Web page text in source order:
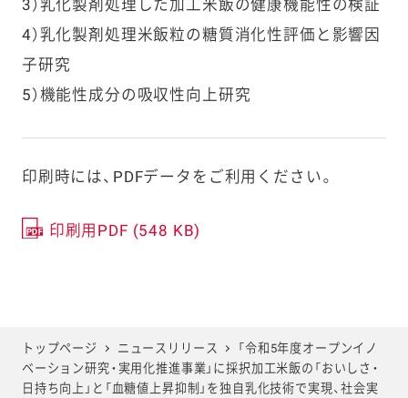
3）乳化製剤処理した加工米飯の健康機能性の検証
4）乳化製剤処理米飯粒の糖質消化性評価と影響因
子研究
5）機能性成分の吸収性向上研究
印刷時には、PDFデータをご利用ください。
印刷用PDF (548 KB)
トップページ ニュースリリース
「令和5年度オープンイノ
ベーション研究・実用化推進事業」に採択加工米飯の「おいしさ・
日持ち向上」と「血糖値上昇抑制」を独自乳化技術で実現、社会実